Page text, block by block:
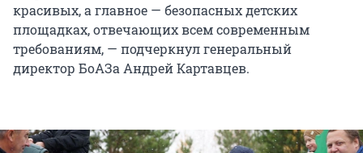
красивых, а главное — безопасных детских
площадках, отвечающих всем современным
требованиям, — подчеркнул генеральный
директор БоАЗа Андрей Картавцев.